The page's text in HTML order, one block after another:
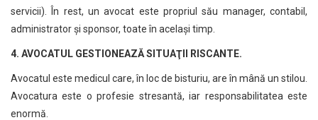
servicii). În rest, un avocat este propriul său manager, contabil,
administrator şi sponsor, toate în acelaşi timp.
4. AVOCATUL GESTIONEAZĂ SITUAŢII RISCANTE.
Avocatul este medicul care, în loc de bisturiu, are în mână un stilou.
Avocatura este o profesie stresantă, iar responsabilitatea este
enormă.